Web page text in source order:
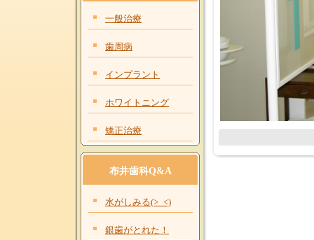
一般治療
歯周病
インプラント
ホワイトニング
矯正治療
布井歯科Q&A
水がしみる(>_<)
銀歯がとれた！